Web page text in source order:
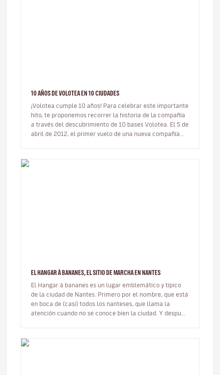
10 AÑOS DE VOLOTEA EN 10 CIUDADES
¡Volotea cumple 10 años! Para celebrar este importante
hito, te proponemos recorrer la historia de la compañía
a través del descubrimiento de 10 bases Volotea. El 5 de
abril de 2012, el primer vuelo de una nueva compañía
EL HANGAR À BANANES, EL SITIO DE MARCHA EN NANTES
El Hangar à bananes es un lugar emblemático y típico
de la ciudad de Nantes. Primero por el nombre, que está
en boca de (casi) todos los nanteses, que llama la
atención cuando no se conoce bien la ciudad. Y después